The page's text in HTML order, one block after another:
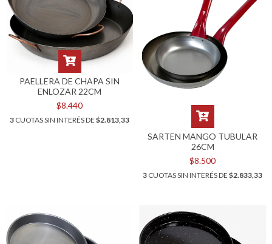
PAELLERA DE CHAPA SIN
ENLOZAR 22CM
$8.440
3 CUOTAS SIN INTERÉS DE $2.813,33
SARTEN MANGO TUBULAR
26CM
$8.500
3 CUOTAS SIN INTERÉS DE $2.833,33